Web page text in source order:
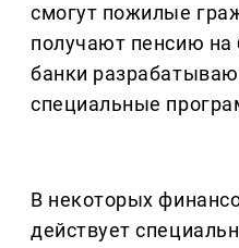
смогут пожилые
получают пенсию на
банки
специальные
В некоторых
действует